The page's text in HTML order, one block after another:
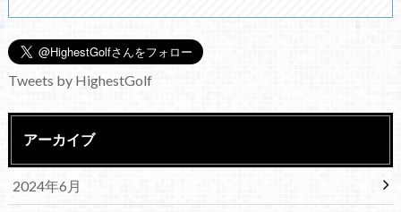
Tweets by HighestGolf
アーカイブ
2024年6月